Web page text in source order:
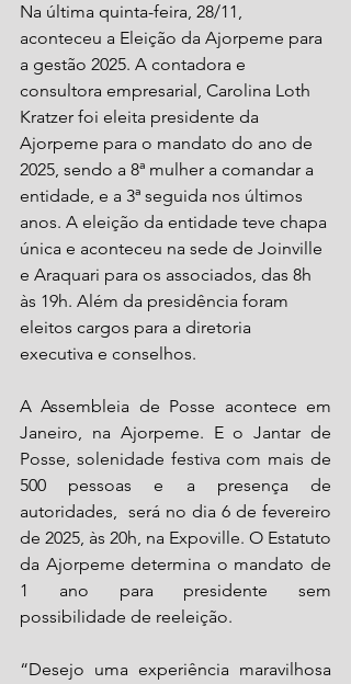
Na última quinta-feira, 28/11,
aconteceu a Eleição da Ajorpeme para
a gestão 2025. A contadora e
consultora empresarial, Carolina Loth
Kratzer foi eleita presidente da
Ajorpeme para o mandato do ano de
2025, sendo a 8ª mulher a comandar a
entidade, e a 3ª seguida nos últimos
anos. A eleição da entidade teve chapa
única e aconteceu na sede de Joinville
e Araquari para os associados, das 8h
às 19h. Além da presidência foram
eleitos cargos para a diretoria
executiva e conselhos.
A Assembleia de Posse acontece em
Janeiro, na Ajorpeme. E o Jantar de
Posse, solenidade festiva com mais de
500 pessoas e a presença de
autoridades,  será no dia 6 de fevereiro
de 2025, às 20h, na Expoville. O Estatuto
da Ajorpeme determina o mandato de
1 ano para presidente sem
possibilidade de reeleição.
“Desejo uma experiência maravilhosa